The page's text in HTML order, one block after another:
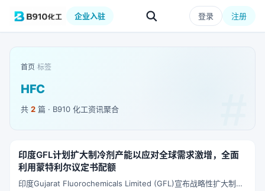
企业入驻 登录 注册
首页 标签
HFC
共 2 篇 · B910 化工资讯聚合
印度GFL计划扩大制冷剂产能以应对全球需求激增，全面
利用蒙特利尔议定书配额
印度Gujarat Fluorochemicals Limited (GFL)宣布战略性扩大制冷